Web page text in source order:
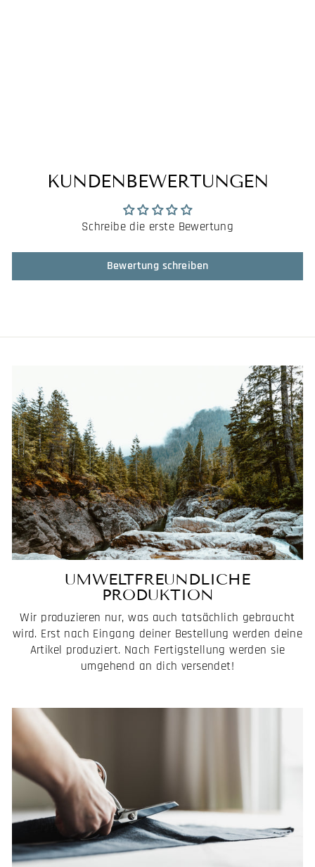
KUNDENBEWERTUNGEN
Schreibe die erste Bewertung
Bewertung schreiben
UMWELTFREUNDLICHE
PRODUKTION
Wir produzieren nur, was auch tatsächlich gebraucht
wird. Erst nach Eingang deiner Bestellung werden deine
Artikel produziert. Nach Fertigstellung werden sie
umgehend an dich versendet!